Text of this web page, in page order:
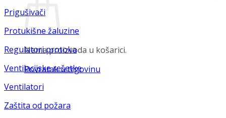
Nema proizvoda u košarici.
Povratak u trgovinu
Prigušivači
Protukišne žaluzine
Regulatori protoka
Ventilacijske rešetke
Ventilatori
Zaštita od požara